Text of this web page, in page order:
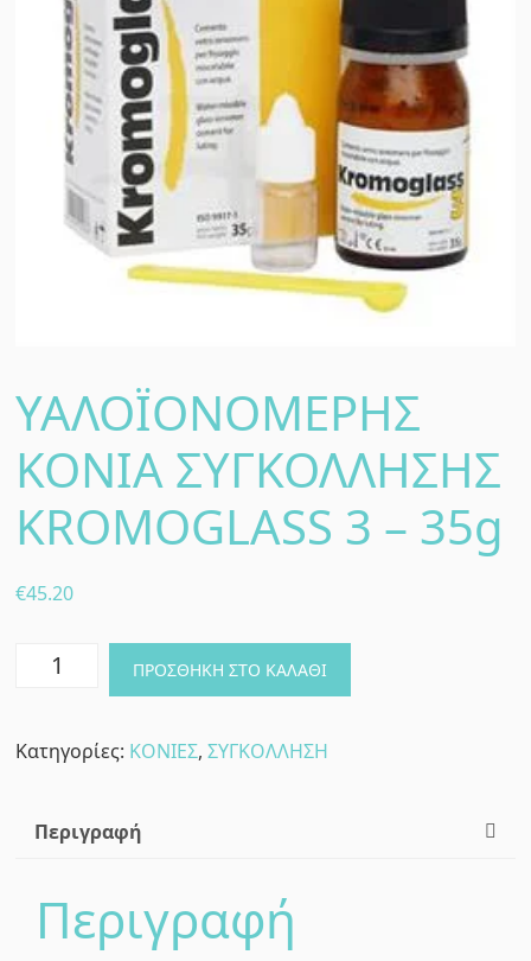
ΥΑΛΟΪΟΝΟΜΕΡΗΣ
ΚΟΝΙΑ ΣΥΓΚΟΛΛΗΣΗΣ
KROMOGLASS 3 – 35g
€45.20
ΥΑΛΟΪΟΝΟΜΕΡΗΣ
KROMOGLASS
ΠΡΟΣΘΉΚΗ ΣΤΟ ΚΑΛΆΘΙ
Κατηγορίες: ΚΟΝΙΕΣ,ΣΥΓΚΟΛΛΗΣΗ
Περιγραφή
Περιγραφή